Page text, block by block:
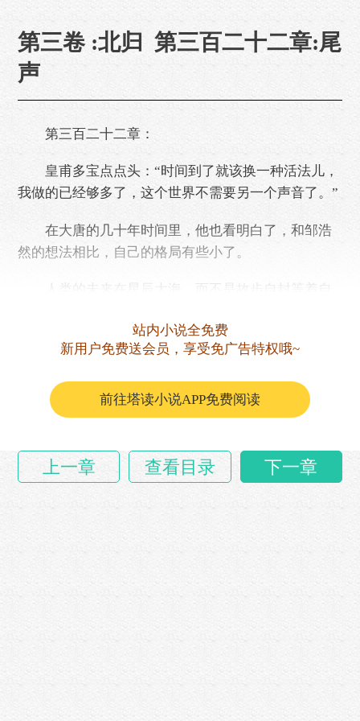
第三卷 :北归 第三百二十二章:尾
声
第三百二十二章：
皇甫多宝点点头：“时间到了就该换一种活法儿，
我做的已经够多了，这个世界不需要另一个声音了。”
在大唐的几十年时间里，他也看明白了，和邹浩
然的想法相比，自己的格局有些小了。
虽然还是不太看好那些人的一厢情愿，但老话说
站内小说全免费
新用户免费送会员，享受免广告特权哦~
前往塔读小说APP免费阅读
上一章 查看目录 下一章